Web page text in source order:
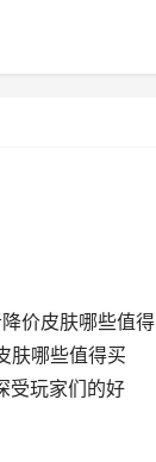
价皮肤哪些值得
肤哪些值得买
受玩家们的好